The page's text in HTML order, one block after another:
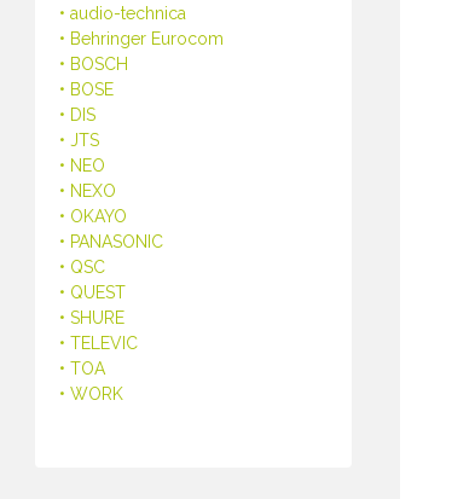
• audio-technica
• Behringer Eurocom
• BOSCH
• BOSE
• DIS
• JTS
• NEO
• NEXO
• OKAYO
• PANASONIC
• QSC
• QUEST
• SHURE
• TELEVIC
• TOA
• WORK